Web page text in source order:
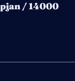
/ 14000